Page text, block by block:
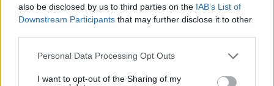
also be disclosed by us to third parties on the IAB’s List of
Downstream Participants that may further disclose it to other
Please note that this website/app uses one or more Google
not limited to your visit or usage behaviour. You may click to
Personal Data Processing Opt Outs
I want to opt-out of the Sharing of my